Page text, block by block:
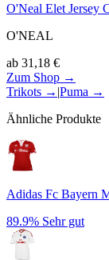
O'Neal Elet Jersey
O'NEAL
ab 31,18 €
Zum Shop →
Trikots → |Puma →
Ähnliche Produkte
Adidas Fc Bayern
89.9% Sehr gut